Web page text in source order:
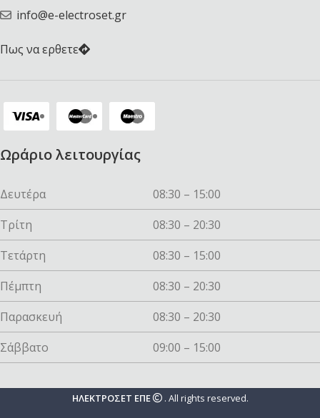
info@e-electroset.gr
Πως να ερθετε
Ωράριο λειτουργίας
Δευτέρα
08:30 – 15:00
Τρίτη
08:30 – 20:30
Τετάρτη
08:30 – 15:00
Πέμπτη
08:30 – 20:30
Παρασκευή
08:30 – 20:30
Σάββατο
09:00 – 15:00
ΗΛΕΚΤΡΟΣΕΤ ΕΠΕ . All rights reserved.